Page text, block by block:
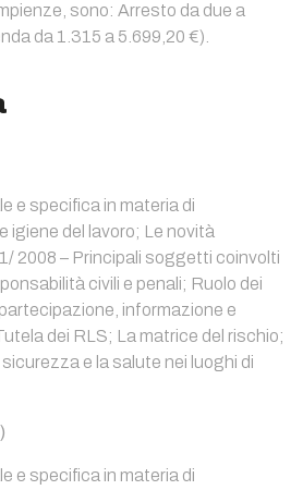
sono: Arresto da due a
da 1.315 a 5.699,20 €).
e specifica in materia di
igiene del lavoro; Le novità
2008 – Principali soggetti coinvolti
civili e penali; Ruolo dei
informazione e
dei RLS; La matrice del rischio;
e la salute nei luoghi di
e specifica in materia di